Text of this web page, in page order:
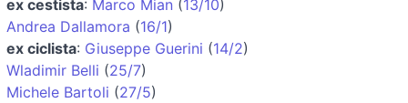
ex cestista: Marco Mian (13/10)
Andrea Dallamora (16/1)
ex ciclista: Giuseppe Guerini (14/2)
Wladimir Belli (25/7)
Michele Bartoli (27/5)